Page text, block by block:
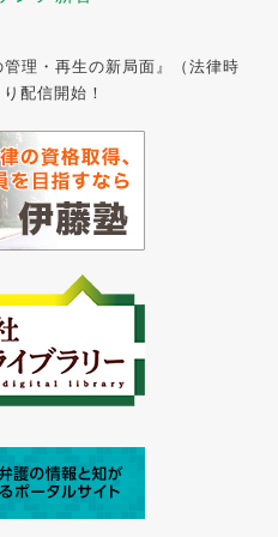
管理・再生の新局面』（法律時
配信開始！